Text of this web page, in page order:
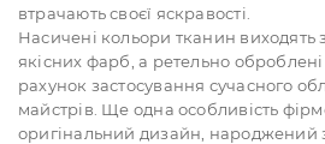
втрачають своєї яскравості.
Насичені кольори тканин
якісних фарб, а ретельно
рахунок застосування сучасного
майстрів. Ще одна особливість
оригінальний дизайн, народжений